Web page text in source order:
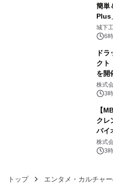
簡単
Plus
ーブ
ぐっ
城下
6
ド
クト
を開
株式
3
【
クレ
バイ
クレ
発売
株式
3
トップ エンタメ・カルチャ